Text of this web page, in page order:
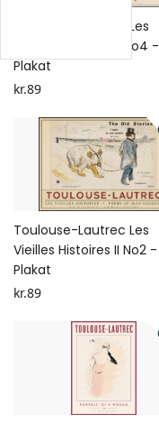
Toulouse-Lautrec Les
Vieilles Histoires II No4 -
Plakat
kr.89
Toulouse-Lautrec Les
Vieilles Histoires II No2 -
Plakat
kr.89